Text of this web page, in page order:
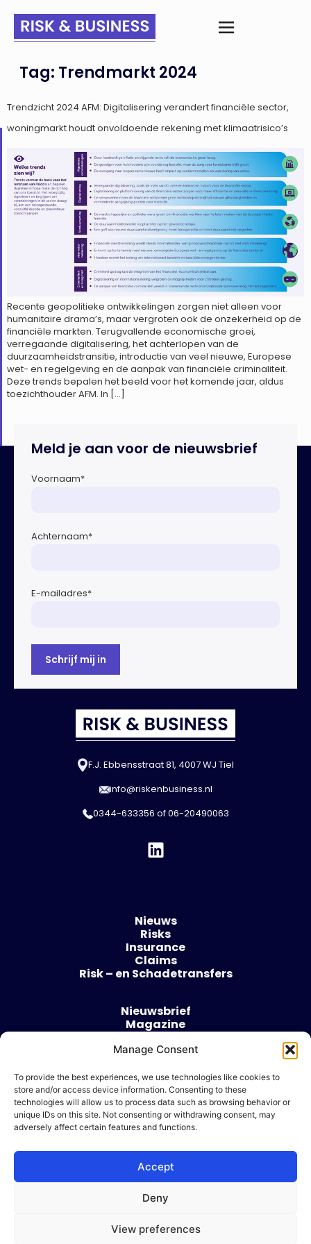
Manage Consent
To provide the best experiences, we use technologies like cookies to
store and/or access device information. Consenting to these
technologies will allow us to process data such as browsing behavior or
unique IDs on this site. Not consenting or withdrawing consent, may
adversely affect certain features and functions.
Accept
Deny
View preferences
Tag: Trendmarkt 2024
Trendzicht 2024 AFM: Digitalisering verandert financiële sector,
woningmarkt houdt onvoldoende rekening met klimaatrisico’s
Recente geopolitieke ontwikkelingen zorgen niet alleen voor
humanitaire drama’s, maar vergroten ook de onzekerheid op de
financiële markten. Terugvallende economische groei,
verregaande digitalisering, het achterlopen van de
duurzaamheidstransitie, introductie van veel nieuwe, Europese
wet- en regelgeving en de aanpak van financiële criminaliteit.
Deze trends bepalen het beeld voor het komende jaar, aldus
toezichthouder AFM. In […]
Meld je aan voor de nieuwsbrief
Voornaam*
Achternaam*
E-mailadres*
F.J. Ebbensstraat 81, 4007 WJ Tiel
info@riskenbusiness.nl
0344-633356 of06-20490063
Nieuws
Risks
Insurance
Claims
Risk – en Schadetransfers
Nieuwsbrief
Magazine
Over
Algemene voorwaarden
Cookie beleid
Ik wil adverteren
© 2026 Risk & Business
| Design & Development door